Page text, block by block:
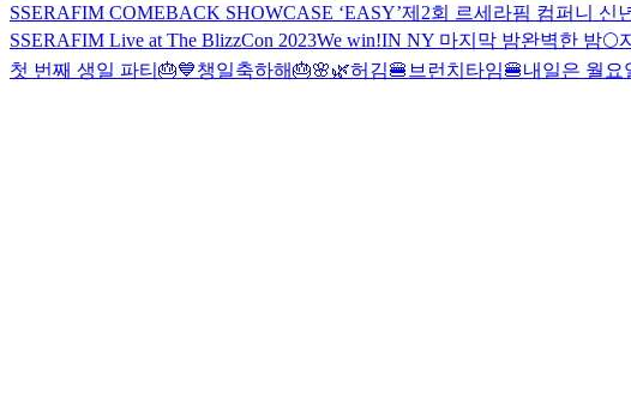
SSERAFIM COMEBACK SHOWCASE ‘EASY’제2회 르세라핌 컴퍼니 신
SSERAFIM Live at The BlizzCon 2023We win!IN NY 마지막 밤완벽한 밤🌕
첫 번째 생일 파티🎂💙챙일축하해🎂🌸🌿허김🍔브런치타임🍔내일은 월요